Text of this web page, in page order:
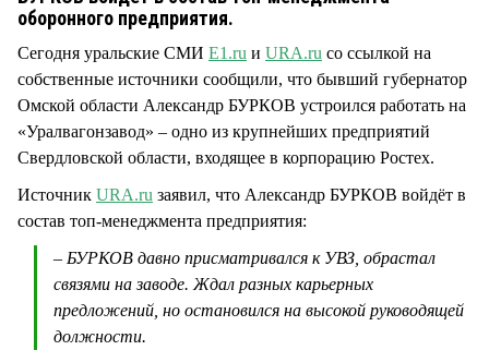
оборонного предприятия.
Сегодня уральские СМИ E1.ru и URA.ru со ссылкой на
собственные источники сообщили, что бывший губернатор
Омской области Александр БУРКОВ устроился работать на
«Уралвагонзавод» – одно из крупнейших предприятий
Свердловской области, входящее в корпорацию Ростех.
Источник URA.ru заявил, что Александр БУРКОВ войдёт в
состав топ-менеджмента предприятия:
– БУРКОВ давно присматривался к УВЗ, обрастал
связями на заводе. Ждал разных карьерных
предложений, но остановился на высокой руководящей
должности.